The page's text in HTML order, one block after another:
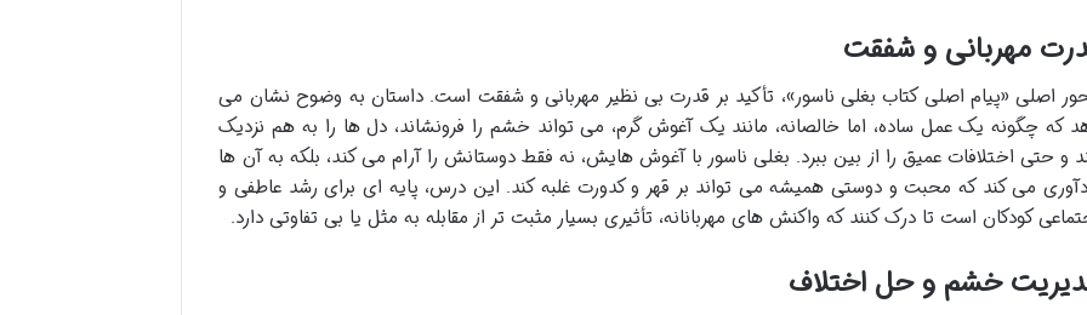
مهربانی و شفقت
اصلی «پیام اصلی کتاب بغلی ناسور»، تأکید بر قدرت بی نظیر مهربانی و شفقت است. داستان به وضوح نشان می
که چگونه یک عمل ساده، اما خالصانه، مانند یک آغوش گرم، می تواند خشم را فرونشاند، دل ها را به هم نزدیک
و حتی اختلافات عمیق را از بین ببرد. بغلی ناسور با آغوش هایش، نه فقط دوستانش را آرام می کند، بلکه به آن ها
می کند که محبت و دوستی همیشه می تواند بر قهر و کدورت غلبه کند. این درس، پایه ای برای رشد عاطفی و
کودکان است تا درک کنند که واکنش های مهربانانه، تأثیری بسیار مثبت تر از مقابله به مثل یا بی تفاوتی دارد.
خشم و حل اختلاف